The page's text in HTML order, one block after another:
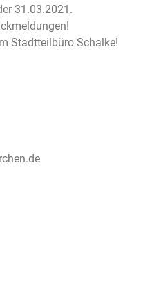
31.03.2021.
Stadtteilbüro Schalke!